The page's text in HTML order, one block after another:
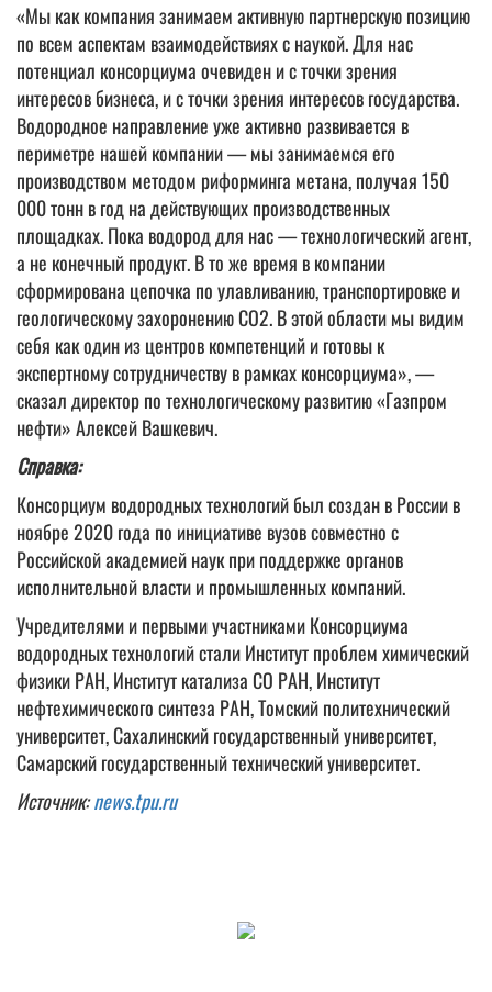
«Мы как компания занимаем активную партнерскую позицию
по всем аспектам взаимодействиях с наукой. Для нас
потенциал консорциума очевиден и с точки зрения
интересов бизнеса, и с точки зрения интересов государства.
Водородное направление уже активно развивается в
периметре нашей компании — мы занимаемся его
производством методом риформинга метана, получая 150
000 тонн в год на действующих производственных
площадках. Пока водород для нас — технологический агент,
а не конечный продукт. В то же время в компании
сформирована цепочка по улавливанию, транспортировке и
геологическому захоронению СО2. В этой области мы видим
себя как один из центров компетенций и готовы к
экспертному сотрудничеству в рамках консорциума», —
сказал директор по технологическому развитию «Газпром
нефти» Алексей Вашкевич.
Справка:
Консорциум водородных технологий был создан в России в
ноябре 2020 года по инициативе вузов совместно с
Российской академией наук при поддержке органов
исполнительной власти и промышленных компаний.
Учредителями и первыми участниками Консорциума
водородных технологий стали Институт проблем химический
физики РАН, Институт катализа СО РАН, Институт
нефтехимического синтеза РАН, Томский политехнический
университет, Сахалинский государственный университет,
Самарский государственный технический университет.
Источник:news.tpu.ru